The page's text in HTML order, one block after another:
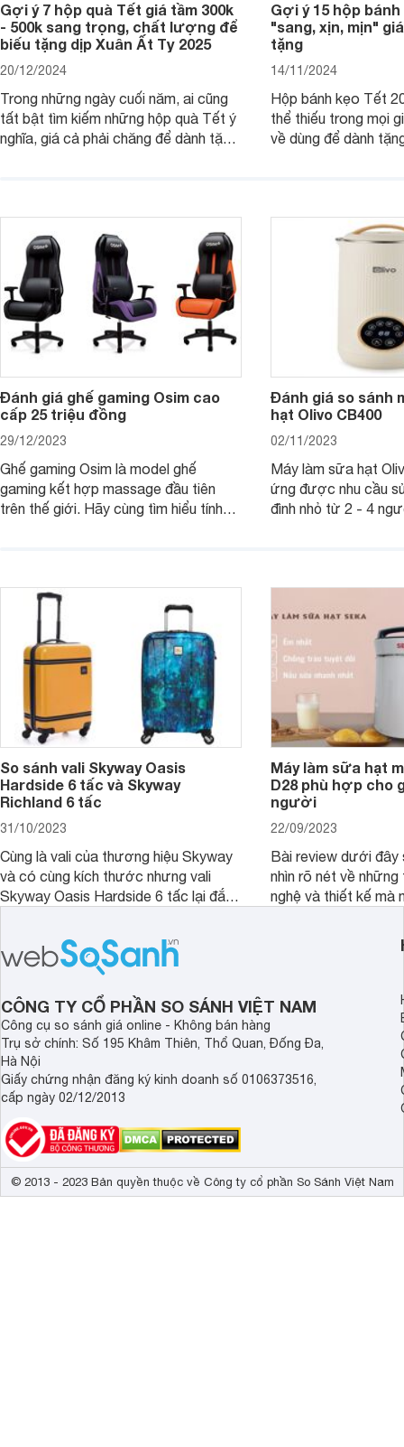
Gợi ý 7 hộp quà Tết giá tầm 300k
- 500k sang trọng, chất lượng để
biếu tặng dịp Xuân Ất Tỵ 2025
20/12/2024
Trong những ngày cuối năm, ai cũng
tất bật tìm kiếm những hộp quà Tết ý
nghĩa, giá cả phải chăng để dành tặng
- 500k đẹp mắt nhé.
Gợi ý 15 hộp
"sang, xịn, mịn"
tặng
14/11/2024
Hộp bánh kẹo Tết
thể thiếu trong mọi
về dùng để dành
2025 mới vừa sang,
mua sắm cuối năm.
Đánh giá ghế gaming Osim cao
cấp 25 triệu đồng
29/12/2023
Ghế gaming Osim là model ghế
gaming kết hợp massage đầu tiên
trên thế giới. Hãy cùng tìm hiểu tính
Đánh giá so sánh
hạt Olivo CB400
02/11/2023
Máy làm sữa hạt
ứng được nhu cầu
đình nhỏ từ 2 - 4
So sánh vali Skyway Oasis
Hardside 6 tấc và Skyway
Richland 6 tấc
31/10/2023
Cùng là vali của thương hiệu Skyway
và có cùng kích thước nhưng vali
Skyway Oasis Hardside 6 tấc lại đắt
triệu đồng.
Máy làm sữa hạt
D28 phù hợp cho
người
22/09/2023
Bài review dưới đây
nhìn rõ nét về những
nghệ và thiết kế mà
thể đưa ra quyết
CÔNG TY CỔ PHẦN SO SÁNH VIỆT NAM
Công cụ so sánh giá online - Không bán hàng
Trụ sở chính: Số 195 Khâm Thiên, Thổ Quan, Đống Đa,
Hà Nội
Giấy chứng nhận đăng ký kinh doanh số 0106373516,
cấp ngày 02/12/2013
© 2013 - 2023 Bản quyền thuộc về Công ty cổ phần So Sánh Việt Nam